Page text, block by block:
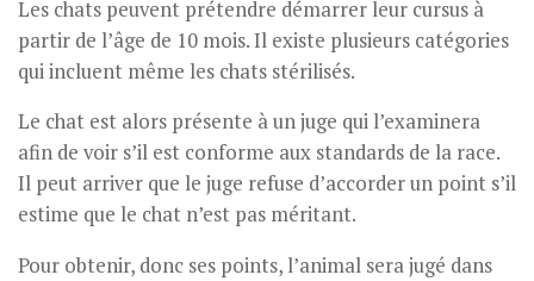
Les chats peuvent prétendre démarrer leur cursus à
partir de l’âge de 10 mois. Il existe plusieurs catégories
qui incluent même les chats stérilisés.
Le chat est alors présente à un juge qui l’examinera
afin de voir s’il est conforme aux standards de la race.
Il peut arriver que le juge refuse d’accorder un point s’il
estime que le chat n’est pas méritant.
Pour obtenir, donc ses points, l’animal sera jugé dans